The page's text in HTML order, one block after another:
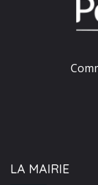
LA MAIRIE